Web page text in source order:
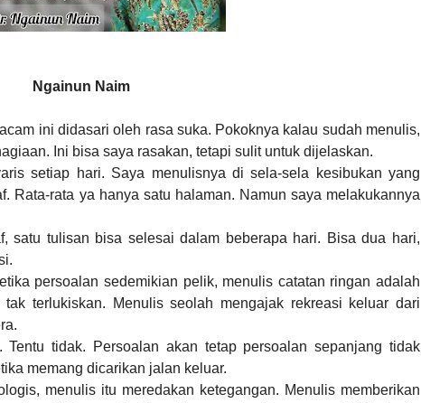
Ngainun Naim
ini didasari oleh rasa suka. Pokoknya kalau sudah menulis,
Ini bisa saya rasakan, tetapi sulit untuk dijelaskan.
setiap hari. Saya menulisnya di sela-sela kesibukan yang
Rata-rata ya hanya satu halaman. Namun saya melakukannya
satu tulisan bisa selesai dalam beberapa hari. Bisa dua hari,
persoalan sedemikian pelik, menulis catatan ringan adalah
terlukiskan. Menulis seolah mengajak rekreasi keluar dari
Tentu tidak. Persoalan akan tetap persoalan sepanjang tidak
memang dicarikan jalan keluar.
menulis itu meredakan ketegangan. Menulis memberikan